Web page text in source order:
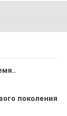
поколения